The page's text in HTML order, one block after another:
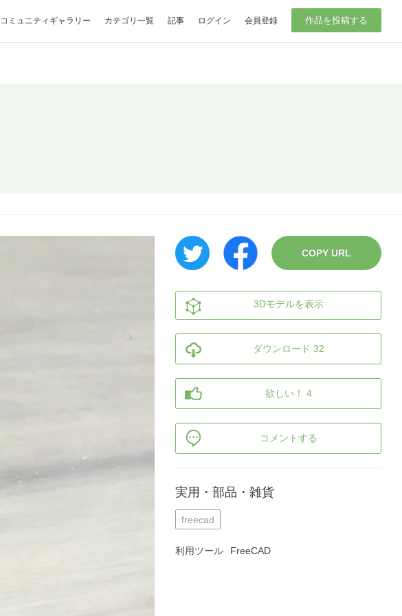
コミュニティギャラリー カテゴリ一覧 記事 ログイン 会員登録 作品を投稿する
COPY URL
3Dモデルを表示
ダウンロード 32
欲しい！ 4
コメントする
実用・部品・雑貨
freecad
利用ツール FreeCAD